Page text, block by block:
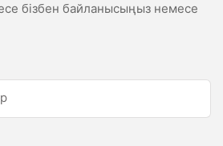
бізбен байланысыңыз немесе